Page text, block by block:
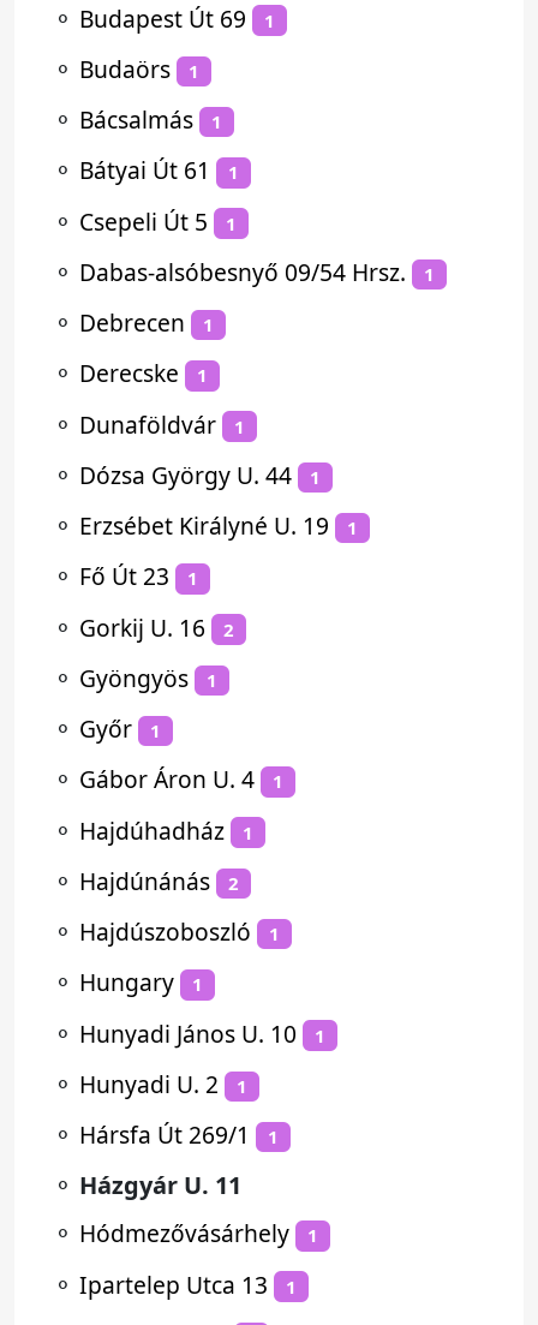
⚬ Budapest Út 69 1
⚬ Budaörs 1
⚬ Bácsalmás 1
⚬ Bátyai Út 61 1
⚬ Csepeli Út 5 1
⚬ Dabas-alsóbesnyő 09/54 Hrsz. 1
⚬ Debrecen 1
⚬ Derecske 1
⚬ Dunaföldvár 1
⚬ Dózsa György U. 44 1
⚬ Erzsébet Királyné U. 19 1
⚬ Fő Út 23 1
⚬ Gorkij U. 16 2
⚬ Gyöngyös 1
⚬ Győr 1
⚬ Gábor Áron U. 4 1
⚬ Hajdúhadház 1
⚬ Hajdúnánás 2
⚬ Hajdúszoboszló 1
⚬ Hungary 1
⚬ Hunyadi János U. 10 1
⚬ Hunyadi U. 2 1
⚬ Hársfa Út 269/1 1
⚬ Házgyár U. 11
⚬ Hódmezővásárhely 1
⚬ Ipartelep Utca 13 1